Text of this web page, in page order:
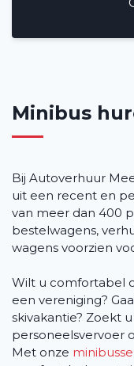
Minibus
Bij Autoverhuur
uit een recent en
van meer dan 400
bestelwagens,
wagens voorzien
Wilt u comfortabel
een vereniging?
skivakantie? Zoekt
personeelsvervoer
Met onze